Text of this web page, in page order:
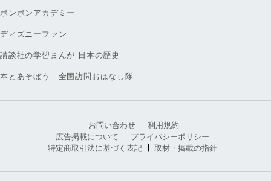
ボンボンアカデミー
ディズニーファン
講談社の学習まんが 日本の歴史
本とあそぼう 全国訪問おはなし隊
お問い合わせ
利用規約
広告掲載について
プライバシーポリシー
特定商取引法に基づく表記
取材・掲載の指針